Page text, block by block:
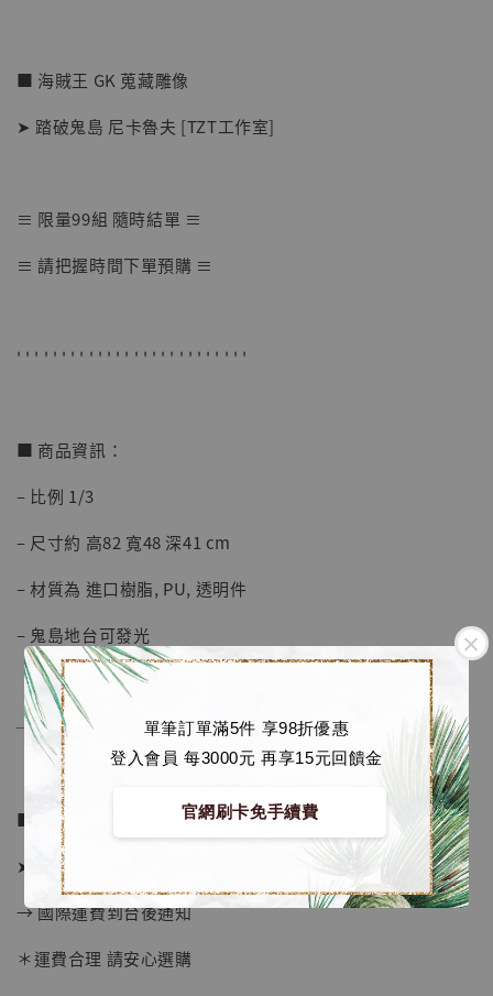
單筆訂單滿5件 享98折優惠
登入會員 每3000元 再享15元回饋金
官網刷卡免手續費
【店內現貨】七龍珠 系列蒐藏雕像 悟空 鳥山
NT$ 5,580
■ 海賊王 GK 蒐藏雕像
➤ 踏破鬼島 尼卡魯夫 [TZT工作室]
≡ 限量99組 隨時結單 ≡
≡ 請把握時間下單預購 ≡
' ' ' ' ' ' ' ' ' ' ' ' ' ' ' ' ' ' ' ' ' ' ' ' ' '
■ 商品資訊：
– 比例 1/3
– 尺寸約 高82 寬48 深41 cm
– 材質為 進口樹脂, PU, 透明件
– 鬼島地台可發光
──────────────
■ 販售資訊：
➤ 價格 6980元 (訂金3580)
→ 國際運費到台後通知
＊運費合理 請安心選購